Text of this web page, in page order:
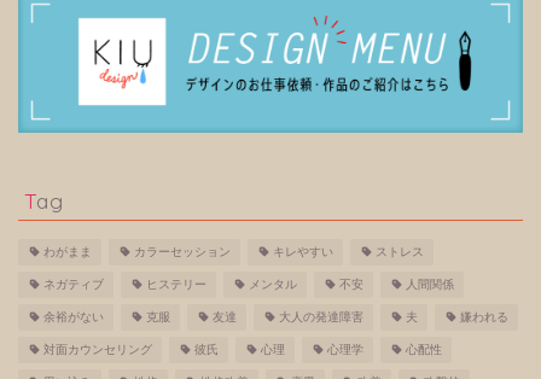
Tag
わがまま カラーセッション キレやすい ストレス
ネガティブ ヒステリー メンタル 不安 人間関係
余裕がない 克服 友達 大人の発達障害 夫 嫌われる
対面カウンセリング 彼氏 心理 心理学 心配性